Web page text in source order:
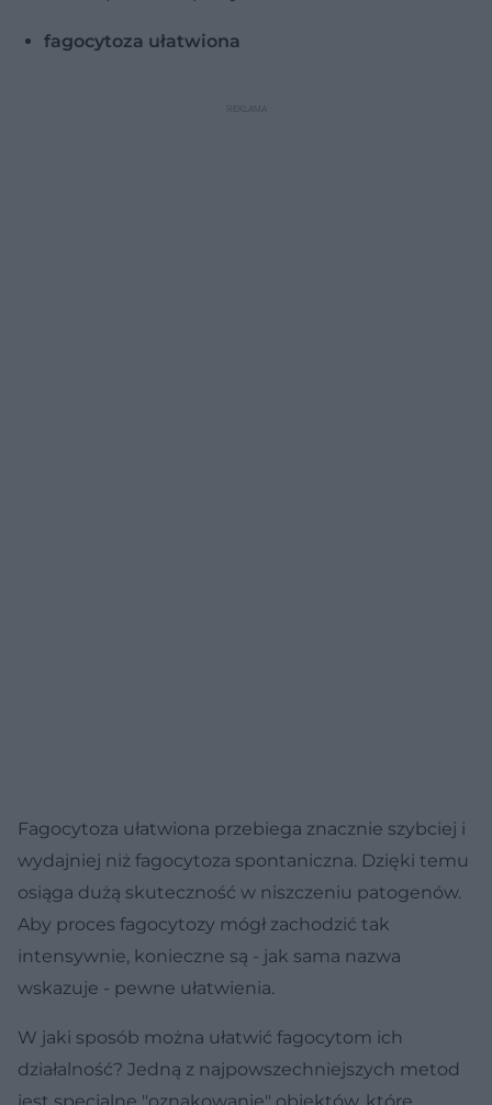
fagocytoza ułatwiona
Fagocytoza ułatwiona przebiega znacznie szybciej i
wydajniej niż fagocytoza spontaniczna. Dzięki temu
osiąga dużą skuteczność w niszczeniu patogenów.
Aby proces fagocytozy mógł zachodzić tak
intensywnie, konieczne są - jak sama nazwa
wskazuje - pewne ułatwienia.
W jaki sposób można ułatwić fagocytom ich
działalność? Jedną z najpowszechniejszych metod
jest specjalne "oznakowanie" obiektów, które